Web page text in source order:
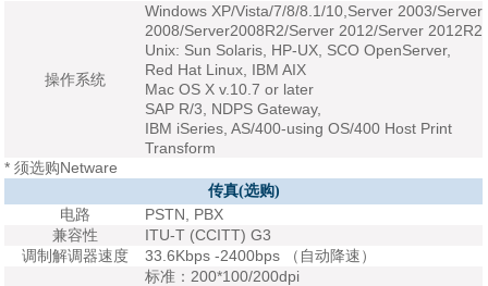
操作系统
Windows XP/Vista/7/8/8.1/10,Server 2003/Server
2008/Server2008R2/Server 2012/Server 2012R2
Unix: Sun Solaris, HP-UX, SCO OpenServer,
Red Hat Linux, IBM AIX
Mac OS X v.10.7 or later
SAP R/3, NDPS Gateway,
IBM iSeries, AS/400-using OS/400 Host Print
Transform
* 须选购Netware
传真(选购)
电路
PSTN, PBX
兼容性
ITU-T (CCITT) G3
调制解调器速度
33.6Kbps -2400bps （自动降速）
标准：200*100/200dpi